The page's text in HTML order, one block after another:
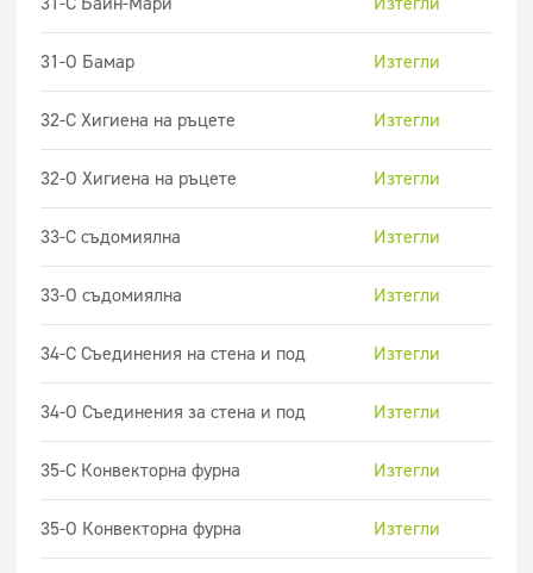
31-О Бамар Изтегли
32-C Хигиена на ръцете Изтегли
32-O Хигиена на ръцете Изтегли
33-C съдомиялна Изтегли
33-O съдомиялна Изтегли
34-C Съединения на стена и под Изтегли
34-O Съединения за стена и под Изтегли
35-C Конвекторна фурна Изтегли
35-O Конвекторна фурна Изтегли